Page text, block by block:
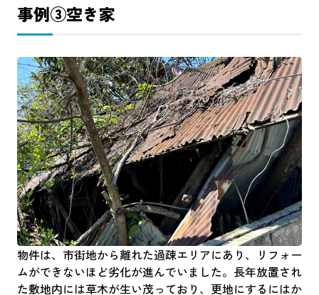
事例③空き家
物件は、市街地から離れた過疎エリアにあり、リフォー
ムができないほど劣化が進んでいました。長年放置され
た敷地内には草木が生い茂っており、更地にするにはか